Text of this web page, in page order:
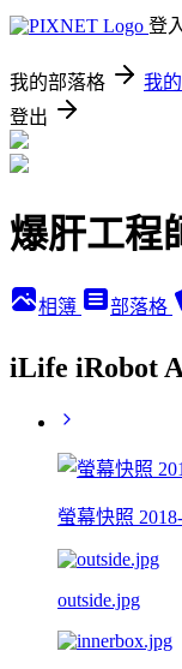
登入
我的部落格 我
登出
爆肝工程
相簿 部落格
iLife iRobot
螢幕快照
outside.jpg